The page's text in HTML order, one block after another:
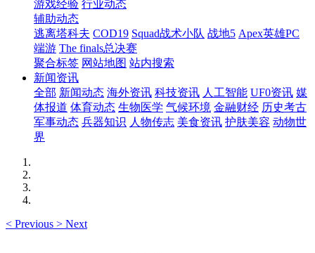
游戏经验 行业动态
辅助动态
逃离塔科夫 COD19 Squad战术小队 战地5 Apex英雄PC
端游 The finals总决赛
聚合标签 网站地图 站内搜索
新闻资讯
全部 新闻动态 海外资讯 科技资讯 人工智能 UF0资讯 媒
体报道 体育动态 生物医学 气候环境 金融财经 历史考古
军事动态 兵器知识 人物传志 美食资讯 护肤美容 动物世
界
< Previous > Next